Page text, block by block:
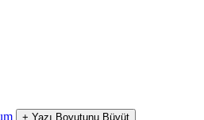
+ Yazı Boyutunu Büyüt